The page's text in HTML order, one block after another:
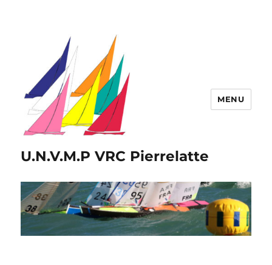
U.N.V.M.P VRC Pierrelatte
MENU